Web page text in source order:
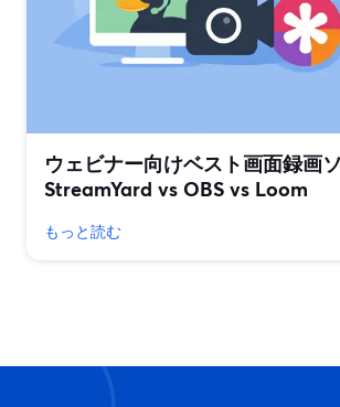
ウェビナー向けベスト画面録画
StreamYard vs OBS vs Loom
もっと読む